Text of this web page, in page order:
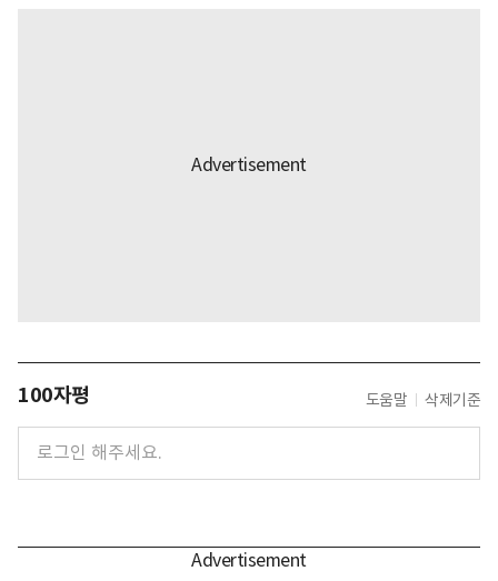
100자평 도움말 삭제기준